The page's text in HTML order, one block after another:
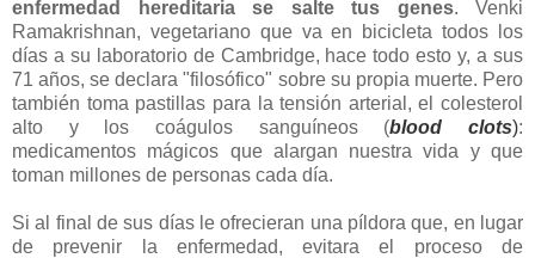
enfermedad hereditaria se salte tus genes. Venki
Ramakrishnan, vegetariano que va en bicicleta todos los
días a su laboratorio de Cambridge, hace todo esto y, a sus
71 años, se declara "filosófico" sobre su propia muerte. Pero
también toma pastillas para la tensión arterial, el colesterol
alto y los coágulos sanguíneos (blood clots):
medicamentos mágicos que alargan nuestra vida y que
toman millones de personas cada día.
Si al final de sus días le ofrecieran una píldora que, en lugar
de prevenir la enfermedad, evitara el proceso de